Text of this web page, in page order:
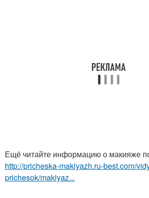
Ещё читайте информацию о макияже
http://pricheska-makiyazh.ru-best.com/
prichesok/makiyaz...